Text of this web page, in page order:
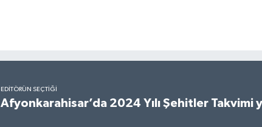
EDITÖRÜN SEÇTIĞI
Afyonkarahisar’da 2024 Yılı Şehitler Takvimi